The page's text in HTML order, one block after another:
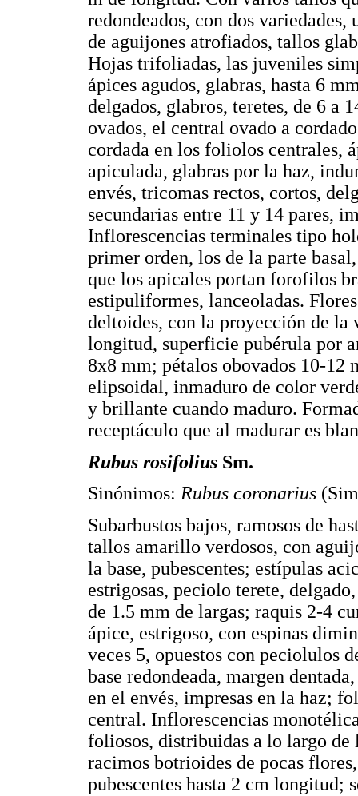
redondeados, con dos
de aguijones atrofiados, tallos
Hojas trifoliadas, las juveniles
ápices agudos, glabras, hasta 6
delgados, glabros, teretes, de 6 a
ovados, el central ovado a
cordada en los foliolos centrales,
apiculada, glabras por la haz,
envés, tricomas rectos, cortos,
secundarias entre 11 y 14 pares,
Inflorescencias terminales tipo
primer orden, los de la parte
que los apicales portan forofilos
estipuliformes, lanceoladas.
deltoides, con la proyección de la
longitud, superficie pubérula por
8x8 mm; pétalos obovados 10-12
elipsoidal, inmaduro de color
y brillante cuando maduro.
receptáculo que al madurar es
Rubus rosifolius Sm.
Sinónimos: Rubus coronarius
Subarbustos bajos, ramosos de
tallos amarillo verdosos, con
la base, pubescentes; estípulas
estrigosas, peciolo terete,
de 1.5 mm de largas; raquis 2-4
ápice, estrigoso, con espinas
veces 5, opuestos con peciolulos
base redondeada, margen
en el envés, impresas en la haz;
central. Inflorescencias
foliosos, distribuidas a lo largo de
racimos botrioides de pocas
pubescentes hasta 2 cm longitud;